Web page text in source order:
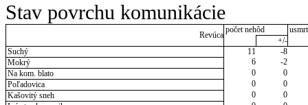
Stav povrchu komunikácie
Revúca
počet nehôd
+/-
Suchý
11
-8
Mokrý
6
-2
Na kom. blato
0
0
Poľadovica
0
0
Kašovitý sneh
0
0